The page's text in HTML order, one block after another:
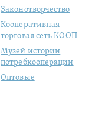
Законотворчество
Кооперативная
торговая сеть КООП
Музей истории
потребкооперации
Оптовые